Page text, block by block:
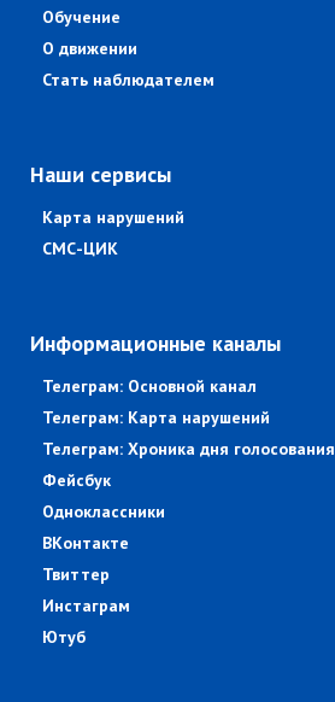
Обучение
О движении
Стать наблюдателем
Наши сервисы
Карта нарушений
СМС-ЦИК
Информационные каналы
Телеграм: Основной канал
Телеграм: Карта нарушений
Телеграм: Хроника дня голосования
Фейсбук
Одноклассники
ВКонтакте
Твиттер
Инстаграм
Ютуб